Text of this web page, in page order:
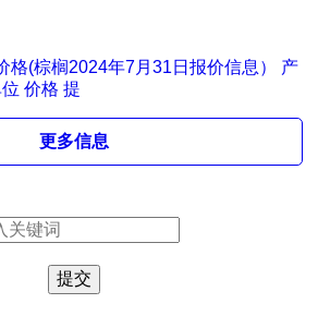
格(棕榈2024年7月31日报价信息） 产
价格 提
更多信息